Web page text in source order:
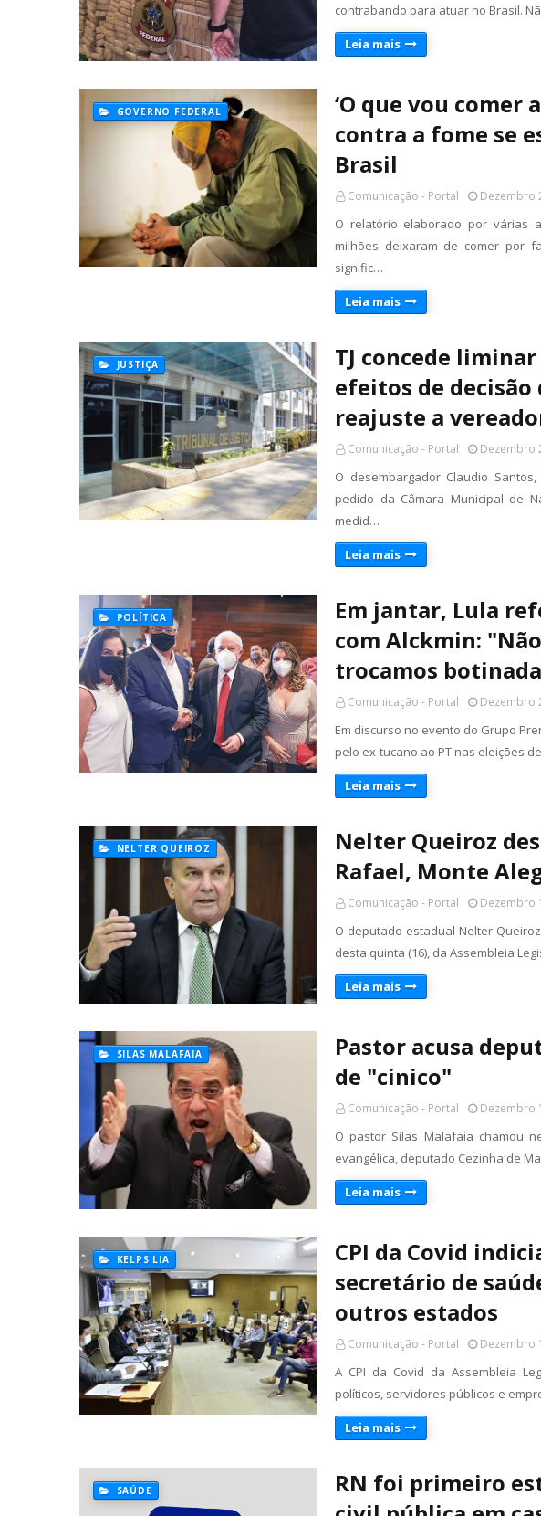
contrabando para atuar no Brasil.
Leia mais
GOVERNO FEDERAL
‘O que vou comer
contra a fome se
Brasil
Comunicação - Portal Dezembro
O relatório elaborado por várias
milhões deixaram de comer por
signific…
Leia mais
JUSTIÇA
TJ concede
efeitos de decisão
reajuste a
Comunicação - Portal Dezembro
O desembargador Claudio
pedido da Câmara Municipal de
medid…
Leia mais
POLÍTICA
Em jantar, Lula
com Alckmin:
trocamos
Comunicação - Portal Dezembro
Em discurso no evento do Grupo
pelo ex-tucano ao PT nas eleições
Leia mais
NELTER QUEIROZ
Nelter Queiroz
Rafael, Monte
Comunicação - Portal Dezembro
O deputado estadual Nelter
desta quinta (16), da Assembleia
Leia mais
SILAS MALAFAIA
Pastor acusa
de "cinico"
Comunicação - Portal Dezembro
O pastor Silas Malafaia chamou
evangélica, deputado Cezinha de
Leia mais
KELPS LIA
CPI da Covid
secretário de
outros estados
Comunicação - Portal Dezembro
A CPI da Covid da Assembleia
políticos, servidores públicos e
Leia mais
SAÚDE
RN foi primeiro